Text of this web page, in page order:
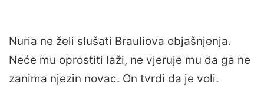
Nuria ne želi slušati Brauliova objašnjenja.
Neće mu oprostiti laži, ne vjeruje mu da ga ne
zanima njezin novac. On tvrdi da je voli.